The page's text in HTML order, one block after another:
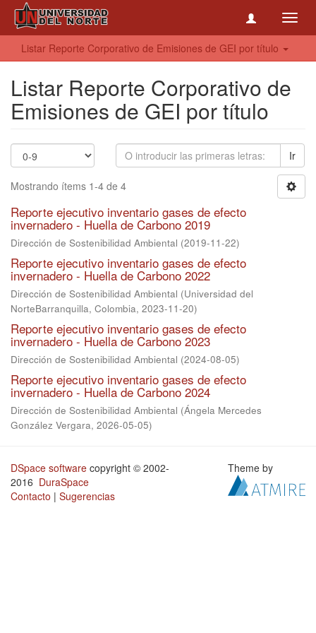
Listar Reporte Corporativo de Emisiones de GEI por título
Listar Reporte Corporativo de
Emisiones de GEI por título
Ir
Mostrando ítems 1-4 de 4
Reporte ejecutivo inventario gases de efecto
invernadero - Huella de Carbono 2019
Dirección de Sostenibilidad Ambiental (2019-11-22)
Reporte ejecutivo inventario gases de efecto
invernadero - Huella de Carbono 2022
Dirección de Sostenibilidad Ambiental (Universidad del
NorteBarranquilla, Colombia, 2023-11-20)
Reporte ejecutivo inventario gases de efecto
invernadero - Huella de Carbono 2023
Dirección de Sostenibilidad Ambiental (2024-08-05)
Reporte ejecutivo inventario gases de efecto
invernadero - Huella de Carbono 2024
Dirección de Sostenibilidad Ambiental (Ángela Mercedes
González Vergara, 2026-05-05)
DSpace software copyright © 2002-
2016 DuraSpace
Contacto | Sugerencias
Theme by